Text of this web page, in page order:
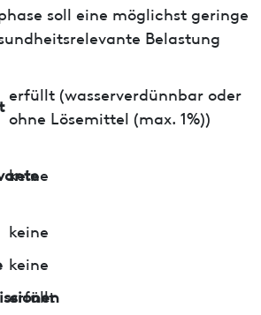
soll eine möglichst geringe
Belastung
erfüllt (wasserverdünnbar oder
ohne Lösemittel (max. 1%))
keine
keine
keine
erfüllt